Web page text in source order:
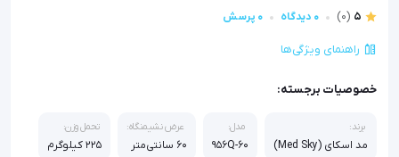
5
(0) 0 دیدگاه 0 پرسش
راهنمای ویژگی‌ها
خصوصیات برجسته:
برند:
مد اسکای (Med Sky)
مدل:
956Q-60
عرض نشیمنگاه:
60 سانتی‌متر
تحمل وزن:
225 کیلوگرم